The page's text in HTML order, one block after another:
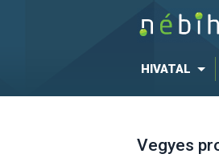
HIVATAL
Vegyes